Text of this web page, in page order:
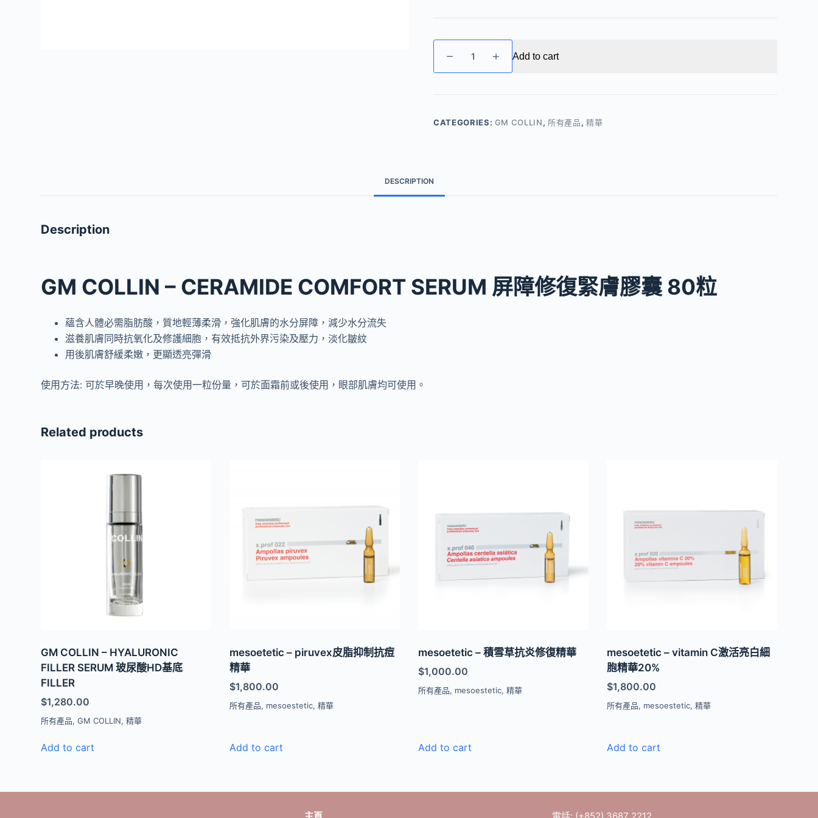
COLLIN
–
SERUM
復
緊
Add to cart
CATEGORIES: GM COLLIN, 所有產品, 精華
DESCRIPTION
Description
GM COLLIN – CERAMIDE COMFORT SERUM 屏障修復緊膚膠囊 80粒
蘊含人體必需脂肪酸，質地輕薄柔滑，強化肌膚的水分屏障，減少水分流失
滋養肌膚同時抗氧化及修護細胞，有效抵抗外界污染及壓力，淡化皺紋
用後肌膚舒緩柔嫩，更顯透亮彈滑
使用方法: 可於早晚使用，每次使用一粒份量，可於面霜前或後使用，眼部肌膚均可使用。
Related products
GM COLLIN – HYALURONIC
FILLER SERUM 玻尿酸HD基底
FILLER
$1,280.00
所有產品,GM COLLIN,精華
Add to cart
mesoetetic – piruvex皮脂抑制抗痘
精華
$1,800.00
所有產品, mesoestetic,精華
Add to cart
mesoetetic – 積雪草抗炎修復精華
$1,000.00
所有產品, mesoestetic, 精華
Add to cart
mesoetetic – vitamin C激活亮白細
胞精華20%
$1,800.00
所有產品, mesoestetic, 精華
Add to cart